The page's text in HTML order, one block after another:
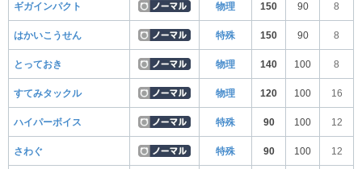
ギガインパクト 物理 150 90 8
はかいこうせん 特殊 150 90 8
とっておき 物理 140 100 8
すてみタックル 物理 120 100 16
ハイパーボイス 特殊 90 100 12
さわぐ 特殊 90 100 12